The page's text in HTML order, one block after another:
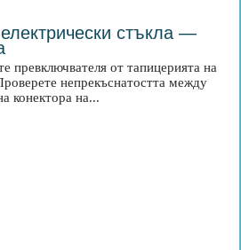
стъкла —
превключвателя от тапицерията на
непрекъснатостта между
конектора на...